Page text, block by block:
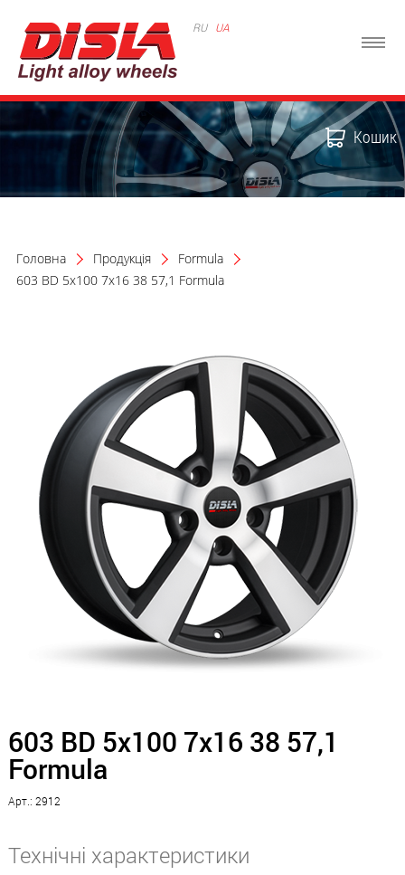
RU UA
Кошик
Головна Продукція
Formula
603 BD 5x100 7x16 38 57,1 Formula
603 BD 5x100 7x16 38 57,1
Formula
Арт.: 2912
Технічні характеристики